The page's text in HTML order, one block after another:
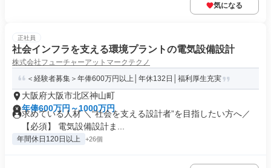
気になる
正社員
社会インフラを支える環境プラントの電気設備設計
株式会社フューチャーアットマークテクノ
＜経験者募集＞年俸600万円以上│年休132日│福利厚生充実
大阪府大阪市北区神山町
年俸600万円～1000万円
求めている人材 ＼“社会を支える設計者”を目指したい方へ／
【必須】 電気設備設計ま...
年間休日120日以上 +26個